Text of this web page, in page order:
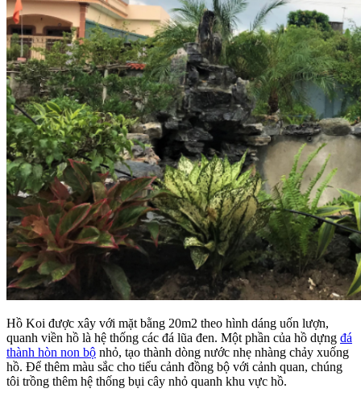
Hồ Koi được xây với mặt bằng 20m2 theo hình dáng uốn lượn,
quanh viền hồ là hệ thống các đá lũa đen. Một phần của hồ dựng đá
thành hòn non bộ nhỏ, tạo thành dòng nước nhẹ nhàng chảy xuống
hồ. Để thêm màu sắc cho tiểu cảnh đồng bộ với cảnh quan, chúng
tôi trồng thêm hệ thống bụi cây nhỏ quanh khu vực hồ.